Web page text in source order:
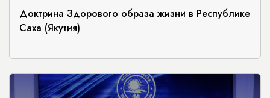
Доктрина Здорового образа жизни в Республике
Саха (Якутия)